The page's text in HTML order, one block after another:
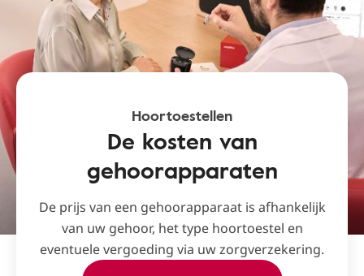
Hoortoestellen
De kosten van
gehoorapparaten
De prijs van een gehoorapparaat is afhankelijk
van uw gehoor, het type hoortoestel en
eventuele vergoeding via uw zorgverzekering.